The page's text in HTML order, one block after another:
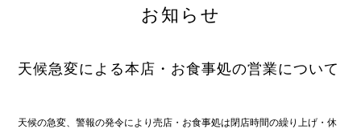
お知らせ
天候急変による本店・お食事処の営業について
天候の急変、警報の発令により売店・お食事処は閉店時間の繰り上げ・休